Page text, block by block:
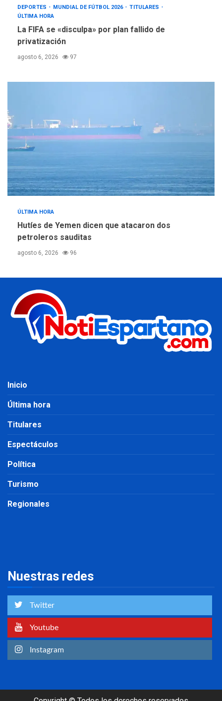
DEPORTES MUNDIAL DE FÚTBOL 2026
TITULARES
ÚLTIMA HORA
La FIFA se «disculpa» por plan fallido de
privatización
agosto 6, 2026 97
ÚLTIMA HORA
Hutíes de Yemen dicen que atacaron dos
petroleros sauditas
agosto 6, 2026 96
Inicio
Última hora
Titulares
Espectáculos
Política
Turismo
Regionales
Nuestras redes
Twitter
Youtube
Instagram